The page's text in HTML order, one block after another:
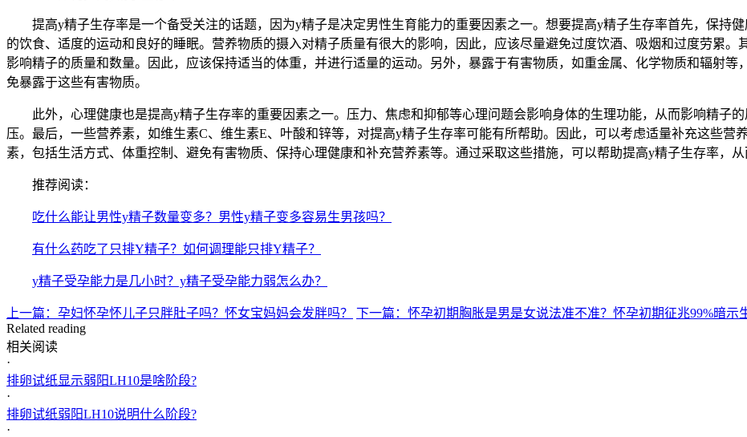
提高y精子生存率是一个备受关注的话题，因为y精子是决定男性生育能力的重要因素之一。想要提高y精子生存率首先，保持
的饮食、适度的运动和良好的睡眠。营养物质的摄入对精子质量有很大的影响，因此，应该尽量避免过度饮酒、吸烟和过度劳累
影响精子的质量和数量。因此，应该保持适当的体重，并进行适量的运动。另外，暴露于有害物质，如重金属、化学物质和辐射
免暴露于这些有害物质。
此外，心理健康也是提高y精子生存率的重要因素之一。压力、焦虑和抑郁等心理问题会影响身体的生理功能，从而影响精子
压。最后，一些营养素，如维生素C、维生素E、叶酸和锌等，对提高y精子生存率可能有所帮助。因此，可以考虑适量补充这些营
素，包括生活方式、体重控制、避免有害物质、保持心理健康和补充营养素等。通过采取这些措施，可以帮助提高y精子生存率，从
推荐阅读：
吃什么能让男性y精子数量变多？男性y精子变多容易生男孩吗？
有什么药吃了只排Y精子？如何调理能只排Y精子？
y精子受孕能力是几小时？y精子受孕能力弱怎么办？
上一篇：孕妇怀孕怀儿子只胖肚子吗？怀女宝妈妈会发胖吗？
下一篇：怀孕初期胸胀是男是女说法准不准？怀孕初期征兆99%暗示
Related reading
相关阅读
·
排卵试纸显示弱阳LH10是啥阶段?
·
排卵试纸弱阳LH10说明什么阶段?
·